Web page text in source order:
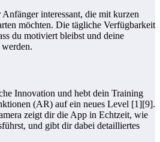
interessant, die mit kurzen
möchten. Die tägliche Verfügbarkeit
du motiviert bleibst und deine
Innovation und hebt dein Training
(AR) auf ein neues Level [1][9].
zeigt dir die App in Echtzeit, wie
und gibt dir dabei detailliertes